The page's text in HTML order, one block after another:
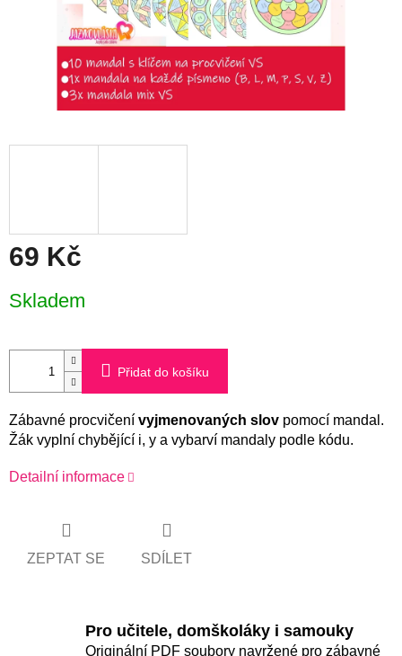
69 Kč
cena:
Skladem
Přidat do košíku
Zábavné procvičení vyjmenovaných slov pomocí mandal.
Žák vyplní chybějící i, y a vybarví mandaly podle kódu.
Detailní informace
ZEPTAT SE SDÍLET
Pro učitele, domškoláky i samouky
Originální PDF soubory navržené pro zábavné